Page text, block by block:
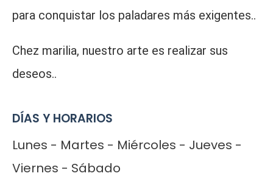
para conquistar los paladares más exigentes..
Chez marilia, nuestro arte es realizar sus
deseos..
DÍAS Y HORARIOS
Lunes - Martes - Miércoles - Jueves -
Viernes - Sábado